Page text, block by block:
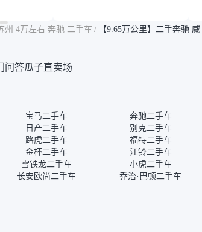
常，毕
上很多
从个人
期，这一点很便捷，其他平
心的额外价值。虽然我砍过
为瓜子有质保，车子出小毛
病维修更有保障。”
州 4万左右 奔驰 二手车 /
【9.65万公里】二手奔驰 威
问答瓜子直卖场
宝马二手车
奔驰二手车
日产二手车
别克二手车
路虎二手车
福特二手车
金杯二手车
江铃二手车
雪铁龙二手车
小虎二手车
长安欧尚二手车 乔治·巴顿二手车